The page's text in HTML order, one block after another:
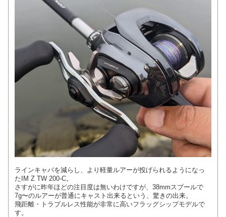
ラインキャパを減らし、より軽量ルアーが投げられるようになっ
たIM Z TW 200-C。
さすがに昨年ほどの注目度は無いわけですが、38mmスプールで
7g〜のルアーが普通にキャスト出来るという、驚きの出来。
飛距離・トラブルレス性能が非常に高いフラッグシップモデルで
す。